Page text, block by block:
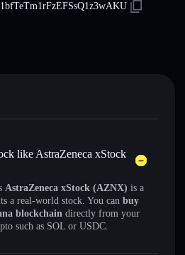
like AstraZeneca xStock
AstraZeneca xStock (AZNX) is a
a real-world stock. You can buy
blockchain directly from your
such as SOL or USDC.